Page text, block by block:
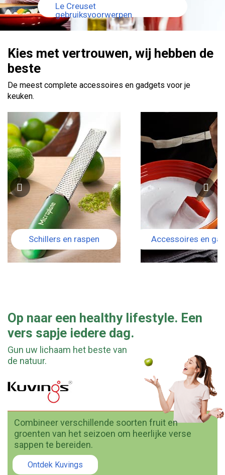
Le Creuset
gebruiksvoorwerpen
Kies met vertrouwen, wij hebben de
beste
De meest complete accessoires en gadgets voor je
keuken.
Schillers en raspen Accessoires en
Op naar een healthy lifestyle. Een
vers sapje iedere dag.
Gun uw lichaam het beste van
de natuur.
Combineer verschillende soorten fruit en
groenten van het seizoen om heerlijke verse
sappen te bereiden.
Ontdek Kuvings